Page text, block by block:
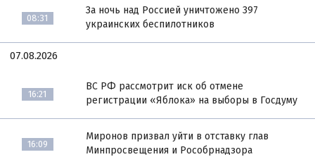
08:31
За ночь над Россией уничтожено 397
украинских беспилотников
07.08.2026
16:21
ВС РФ рассмотрит иск об отмене
регистрации «Яблока» на выборы в Госдуму
16:09
Миронов призвал уйти в отставку глав
Минпросвещения и Рособрнадзора